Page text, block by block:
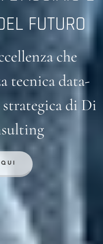
FUTURO
che
tecnica data-
di Di